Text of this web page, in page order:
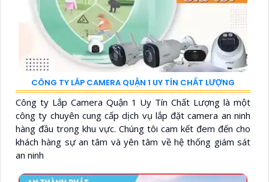
CÔNG TY LẮP CAMERA QUẬN 1 UY TÍN CHẤT LƯỢNG
Công ty Lắp Camera Quận 1 Uy Tín Chất Lượng là một
công ty chuyên cung cấp dịch vụ lắp đặt camera an ninh
hàng đầu trong khu vực. Chúng tôi cam kết đem đến cho
khách hàng sự an tâm và yên tâm về hệ thống giám sát
an ninh